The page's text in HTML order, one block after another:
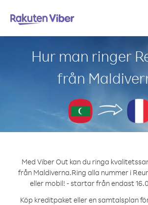
Hur man ringer
från
Med Viber Out kan du ringa
från Maldiverna.Ring alla nummer i
eller mobil! - startar från endast
Köp kreditpaket eller en samtalsplan